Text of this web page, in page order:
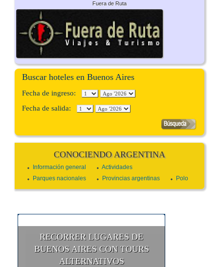
Fuera de Ruta
Buscar hoteles en Buenos Aires
Fecha de ingreso:
Fecha de salida:
CONOCIENDO ARGENTINA
Información general
Actividades
Parques nacionales
Provincias argentinas Polo
RECORRER LUGARES DE
BUENOS AIRES CON TOURS
ALTERNATIVOS